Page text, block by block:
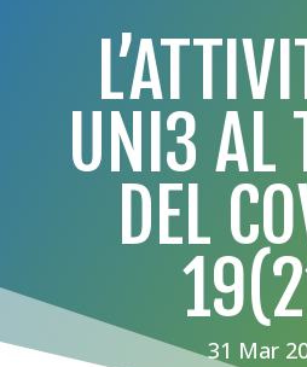
UNI3 AL
DEL
31 Mar